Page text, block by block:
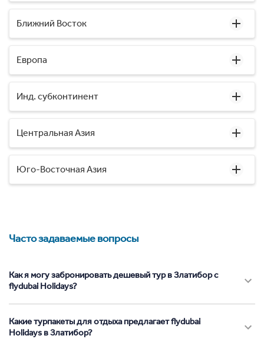
Ближний Восток
Европа
Инд. субконтинент
Центральная Азия
Юго-Восточная Азия
Часто задаваемые вопросы
Как я могу забронировать дешевый тур в Златибор с
flydubai Holidays?
Какие турпакеты для отдыха предлагает flydubai
Holidays в Златибор?